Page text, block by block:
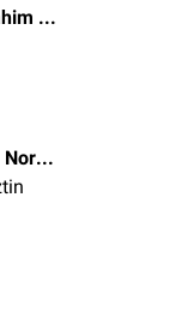
Dr. med. Ibrahim Güler
Dr. med. Norbert Ostendorf